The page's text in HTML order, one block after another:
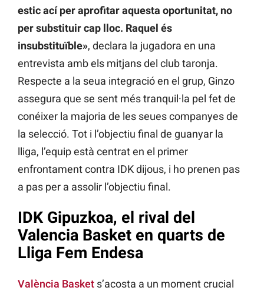
estic ací per aprofitar aquesta oportunitat, no
per substituir cap lloc. Raquel és
insubstituïble», declara la jugadora en una
entrevista amb els mitjans del club taronja.
Respecte a la seua integració en el grup, Ginzo
assegura que se sent més tranquil·la pel fet de
conéixer la majoria de les seues companyes de
la selecció. Tot i l’objectiu final de guanyar la
lliga, l’equip està centrat en el primer
enfrontament contra IDK dijous, i ho prenen pas
a pas per a assolir l’objectiu final.
IDK Gipuzkoa, el rival del
Valencia Basket en quarts de
Lliga Fem Endesa
València Basket s’acosta a un moment crucial